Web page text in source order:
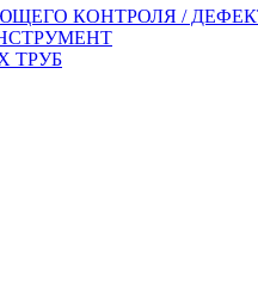
КОНТРОЛЯ /
ТРУБ